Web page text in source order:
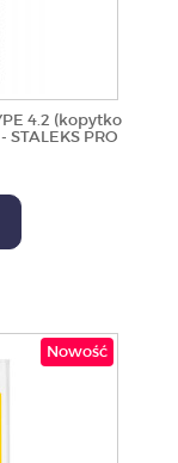
4.2 (kopytko
PRO
Nowość